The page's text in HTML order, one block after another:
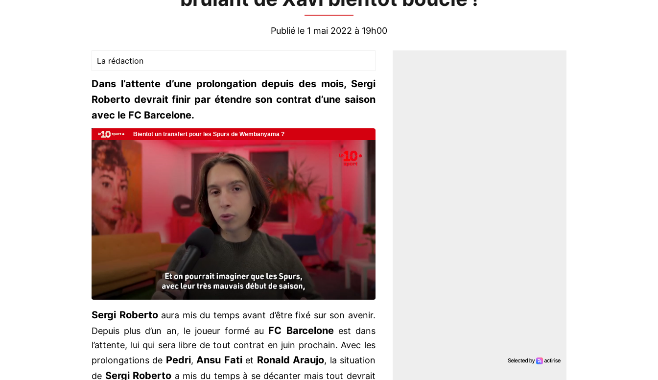
Publié le 1 mai 2022 à 19h00
La rédaction
Dans l’attente d’une prolongation depuis des mois, Sergi
Roberto devrait finir par étendre son contrat d’une saison
avec le FC Barcelone.
Sergi Robertoaura mis du temps avant d’être fixé sur son avenir.
Depuis plus d’un an, le joueur formé au FC Barceloneest dans
l’attente, lui qui sera libre de tout contrat en juin prochain. Avec les
prolongations de Pedri,Ansu Fatiet Ronald Araujo, la situation
de Sergi Roberto a mis du temps à se décanter mais tout devrait